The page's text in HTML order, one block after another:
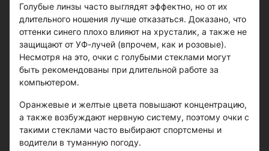
Голубые линзы часто выглядят эффектно, но от их
длительного ношения лучше отказаться. Доказано, что
оттенки синего плохо влияют на хрусталик, а также не
защищают от УФ-лучей (впрочем, как и розовые).
Несмотря на это, очки с голубыми стеклами могут
быть рекомендованы при длительной работе за
компьютером.
Оранжевые и желтые цвета повышают концентрацию,
а также возбуждают нервную систему, поэтому очки с
такими стеклами часто выбирают спортсмены и
водители в туманную погоду.